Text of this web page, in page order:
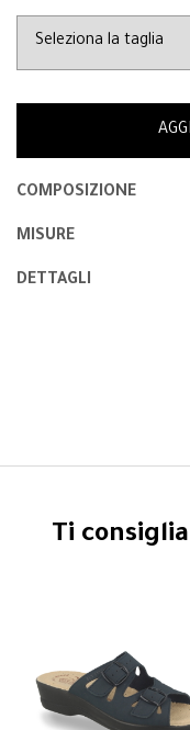
COMPOSIZIONE
MISURE
DETTAGLI
Ti